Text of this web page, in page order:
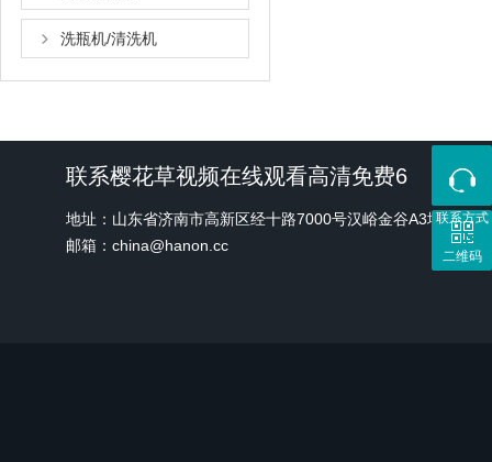
洗瓶机/清洗机
联系樱花草视频在线观看高清免费6
地址：山东省济南市高新区经十路7000号汉峪金谷A3地块1号
邮箱：china@hanon.cc
联系方式
二维码